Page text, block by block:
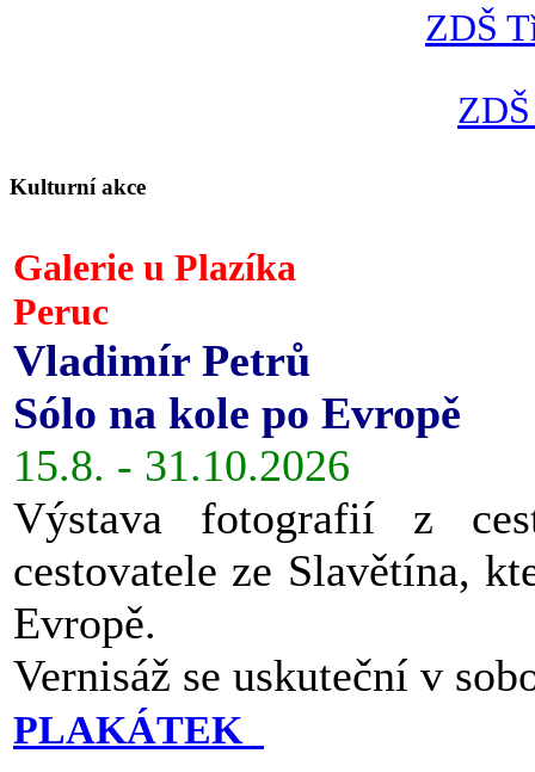
ZDŠ
Kulturní akce
Galerie u Plazíka
Peruc
Vladimír Petrů
Sólo na kole po Evropě
15.8. - 31.10.2026
Výstava fotografií z
cestovatele ze Slavětína,
Evropě.
Vernisáž se uskuteční v
PLAKÁTEK